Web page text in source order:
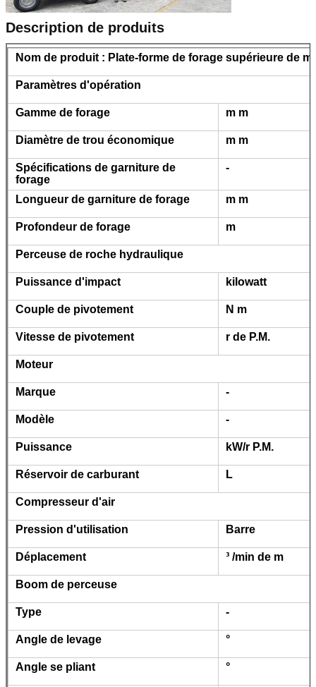
Description de produits
Nom de produit : Plate-forme de forage supérieure de
Paramètres d'opération
Gamme de forage m m
Diamètre de trou économique m m
Spécifications de garniture de
forage
-
Longueur de garniture de forage m m
Profondeur de forage m
Perceuse de roche hydraulique
Puissance d'impact kilowatt
Couple de pivotement N m
Vitesse de pivotement r de P.M.
Moteur
Marque -
Modèle -
Puissance kW/r P.M.
Réservoir de carburant L
Compresseur d'air
Pression d'utilisation Barre
Déplacement ³ /min de m
Boom de perceuse
Type -
Angle de levage °
Angle se pliant °